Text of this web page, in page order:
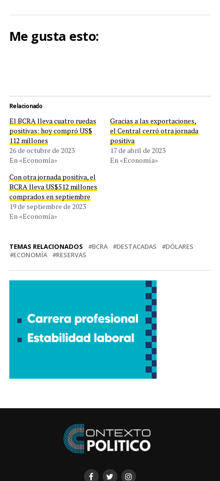
Me gusta esto:
Relacionado
El BCRA lleva cuatro ruedas
positivas: hoy compró US$
112 millones
26 de octubre de 2023
En «Economía»
Gracias a las exportaciones,
el Central cerró otra jornada
positiva
17 de abril de 2023
En «Economía»
Con otra jornada positiva, el
BCRA lleva US$512 millones
comprados en septiembre
19 de septiembre de 2023
En «Economía»
TEMAS RELACIONADOS BCRA DESTACADAS
DÓLARES
ECONOMÍA
RESERVAS